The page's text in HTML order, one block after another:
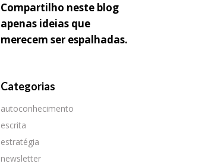
Compartilho neste blog
apenas ideias que
merecem ser espalhadas.
Categorias
autoconhecimento
escrita
estratégia
newsletter